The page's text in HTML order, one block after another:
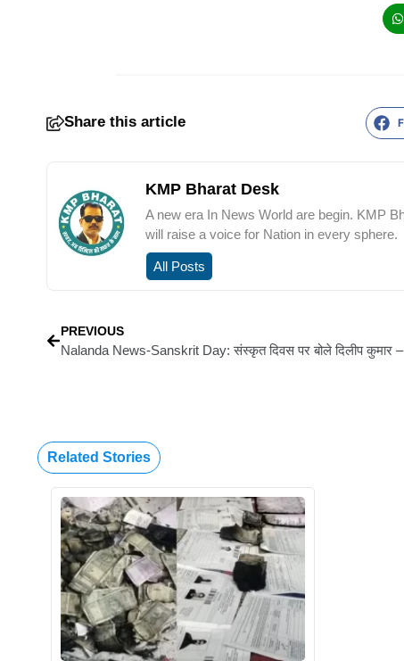
Share this article
KMP Bharat Desk
A new era In News World are begin. KMP
will raise a voice for Nation in every sphere.
All Posts
PREVIOUS
Related Stories